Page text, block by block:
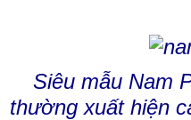
Siêu mẫu Nam
thường xuất hiện